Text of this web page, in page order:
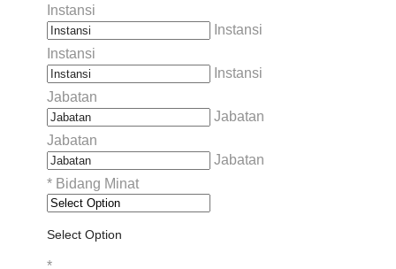
Instansi
Instansi
Instansi
Instansi
Jabatan
Jabatan
Jabatan
Jabatan
* Bidang Minat
Select Option
*